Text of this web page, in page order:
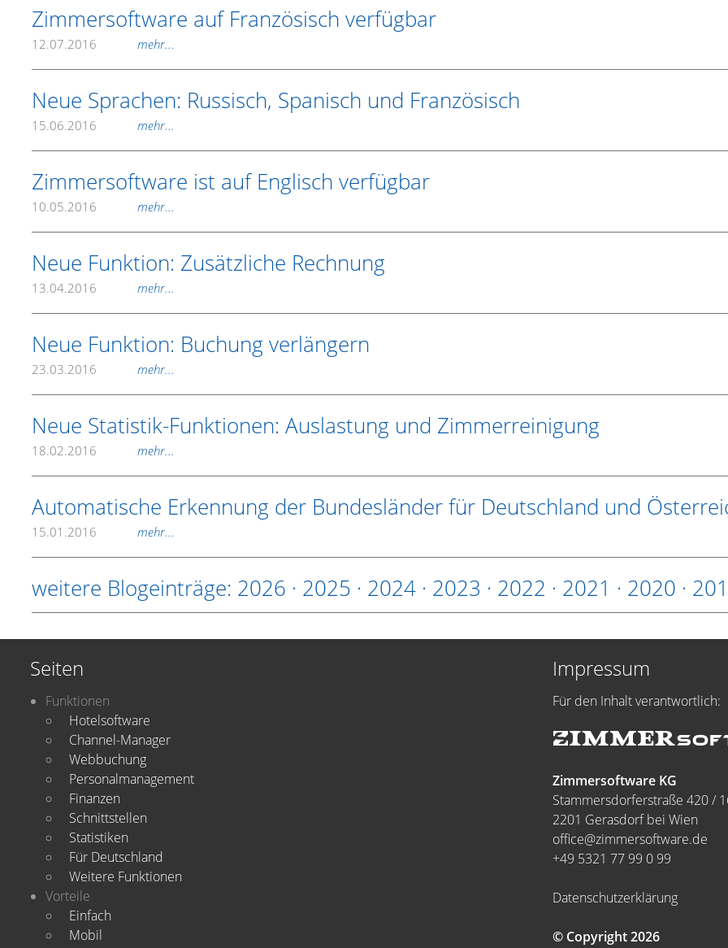
Zimmersoftware auf Französisch verfügbar
12.07.2016 mehr...
Neue Sprachen: Russisch, Spanisch und Französisch
15.06.2016 mehr...
Zimmersoftware ist auf Englisch verfügbar
10.05.2016 mehr...
Neue Funktion: Zusätzliche Rechnung
13.04.2016 mehr...
Neue Funktion: Buchung verlängern
23.03.2016 mehr...
Neue Statistik-Funktionen: Auslastung und Zimmerreinigung
18.02.2016 mehr...
Automatische Erkennung der Bundesländer für Deutschland und
15.01.2016 mehr...
weitere Blogeinträge: 2026 · 2025 · 2024 · 2023 · 2022 · 2021 · 2020 ·
Seiten
Funktionen
Hotelsoftware
Channel-Manager
Webbuchung
Personalmanagement
Finanzen
Schnittstellen
Statistiken
Für Deutschland
Weitere Funktionen
Vorteile
Einfach
Mobil
Impressum
Für den Inhalt verantwortlich:
Zimmersoftware KG
Stammersdorferstraße 420 /
2201 Gerasdorf bei Wien
office@zimmersoftware.de
+49 5321 77 99 0 99
Datenschutzerklärung
© Copyright 2026